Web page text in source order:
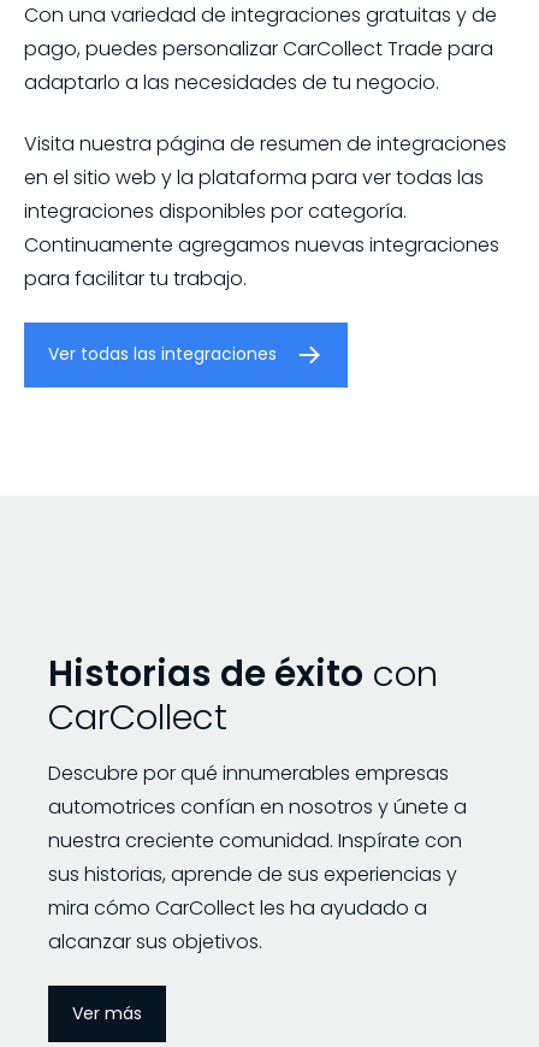
Con una variedad de integraciones gratuitas y de
pago, puedes personalizar CarCollect Trade para
adaptarlo a las necesidades de tu negocio.
Visita nuestra página de resumen de integraciones
en el sitio web y la plataforma para ver todas las
integraciones disponibles por categoría.
Continuamente agregamos nuevas integraciones
para facilitar tu trabajo.
Ver todas las integraciones
Historias de éxito con
CarCollect
Descubre por qué innumerables empresas
automotrices confían en nosotros y únete a
nuestra creciente comunidad. Inspírate con
sus historias, aprende de sus experiencias y
mira cómo CarCollect les ha ayudado a
alcanzar sus objetivos.
Ver más